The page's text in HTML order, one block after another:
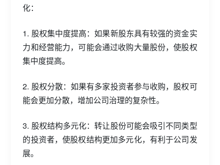
化：
1. 股权集中度提高：如果新股东具有较强的资金实
力和经营能力，可能会通过收购大量股份，使股权
集中度提高。
2. 股权分散：如果有多家投资者参与收购，股权可
能会更加分散，增加公司治理的复杂性。
3. 股权结构多元化：转让股份可能会吸引不同类型
的投资者，使股权结构更加多元化，有利于公司发
展。